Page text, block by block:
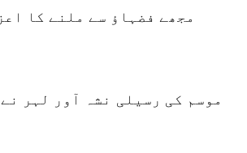
مجھے فضہاؤ سے ملنے کا
موسم کی رسیلی نشہ آور لہر